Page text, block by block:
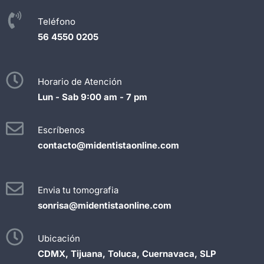
Teléfono
56 4550 0205
Horario de Atención
Lun - Sab 9:00 am - 7 pm
Escríbenos
contacto@midentistaonline.com
Envia tu tomografia
sonrisa@midentistaonline.com
Ubicación
CDMX, Tijuana, Toluca, Cuernavaca, SLP